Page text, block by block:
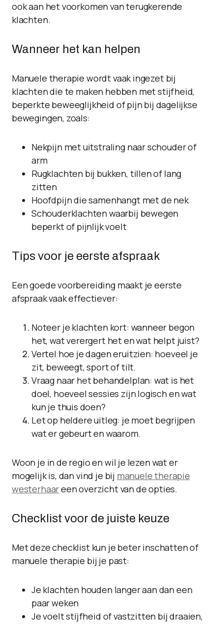
ook aan het voorkomen van terugkerende
klachten.
Wanneer het kan helpen
Manuele therapie wordt vaak ingezet bij
klachten die te maken hebben met stijfheid,
beperkte beweeglijkheid of pijn bij dagelijkse
bewegingen, zoals:
Nekpijn met uitstraling naar schouder of
arm
Rugklachten bij bukken, tillen of lang
zitten
Hoofdpijn die samenhangt met de nek
Schouderklachten waarbij bewegen
beperkt of pijnlijk voelt
Tips voor je eerste afspraak
Een goede voorbereiding maakt je eerste
afspraak vaak effectiever:
Noteer je klachten kort: wanneer begon
het, wat verergert het en wat helpt juist?
Vertel hoe je dagen eruitzien: hoeveel je
zit, beweegt, sport of tilt.
Vraag naar het behandelplan: wat is het
doel, hoeveel sessies zijn logisch en wat
kun je thuis doen?
Let op heldere uitleg: je moet begrijpen
wat er gebeurt en waarom.
Woon je in de regio en wil je lezen wat er
mogelijk is, dan vind je bij manuele therapie
westerhaareen overzicht van de opties.
Checklist voor de juiste keuze
Met deze checklist kun je beter inschatten of
manuele therapie bij je past:
Je klachten houden langer aan dan een
paar weken
Je voelt stijfheid of vastzitten bij draaien,